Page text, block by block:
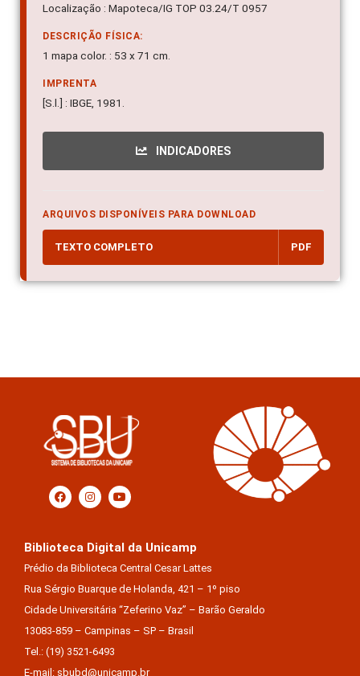
Localização : Mapoteca/IG TOP 03.24/T 0957
DESCRIÇÃO FÍSICA:
1 mapa color. : 53 x 71 cm.
IMPRENTA
[S.l.] : IBGE, 1981.
INDICADORES
ARQUIVOS DISPONÍVEIS PARA DOWNLOAD
TEXTO COMPLETO PDF
Biblioteca Digital da Unicamp
Prédio da Biblioteca Central Cesar Lattes
Rua Sérgio Buarque de Holanda, 421 – 1º piso
Cidade Universitária “Zeferino Vaz” – Barão Geraldo
13083-859 – Campinas – SP – Brasil
Tel.: (19) 3521-6493
E-mail: sbubd@unicamp.br